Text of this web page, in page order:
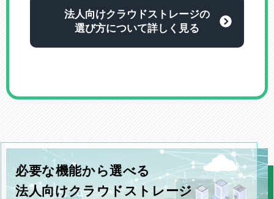
法人向けクラウドストレージの
選び方について詳しく見る
必要な機能から選べる
法人向けクラウドストレージ